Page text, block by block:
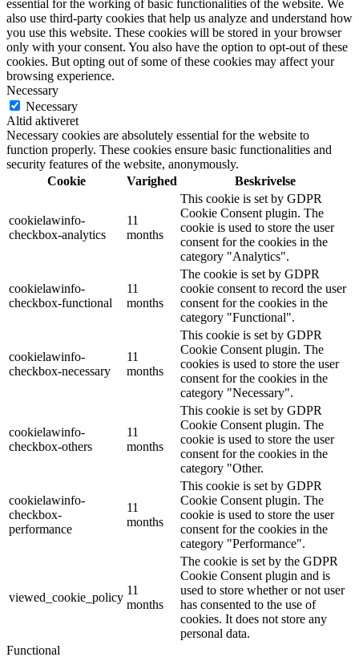
essential for the working of basic functionalities of the website. We
also use third-party cookies that help us analyze and understand how
you use this website. These cookies will be stored in your browser
only with your consent. You also have the option to opt-out of these
cookies. But opting out of some of these cookies may affect your
browsing experience.
Necessary
Necessary
Altid aktiveret
Necessary cookies are absolutely essential for the website to
function properly. These cookies ensure basic functionalities and
security features of the website, anonymously.
Cookie
Varighed Beskrivelse
cookielawinfo-
checkbox-analytics
11
months
This cookie is set by GDPR
Cookie Consent plugin. The
cookie is used to store the user
consent for the cookies in the
category "Analytics".
cookielawinfo-
checkbox-functional
11
months
The cookie is set by GDPR
cookie consent to record the user
consent for the cookies in the
category "Functional".
cookielawinfo-
checkbox-necessary
11
months
This cookie is set by GDPR
Cookie Consent plugin. The
cookies is used to store the user
consent for the cookies in the
category "Necessary".
cookielawinfo-
checkbox-others
11
months
This cookie is set by GDPR
Cookie Consent plugin. The
cookie is used to store the user
consent for the cookies in the
category "Other.
cookielawinfo-
checkbox-
performance
11
months
This cookie is set by GDPR
Cookie Consent plugin. The
cookie is used to store the user
consent for the cookies in the
category "Performance".
viewed_cookie_policy
11
months
The cookie is set by the GDPR
Cookie Consent plugin and is
used to store whether or not user
has consented to the use of
cookies. It does not store any
personal data.
Functional